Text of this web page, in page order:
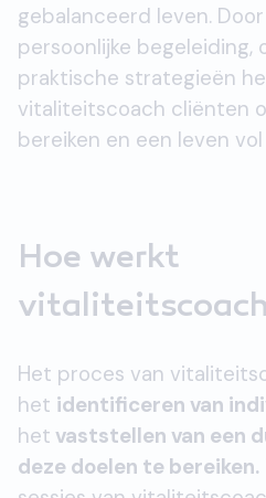
gebalanceerd leven.
persoonlijke begeleiding,
praktische strategieën
vitaliteitscoach cliënten
bereiken en een leven
Hoe werkt
Het proces van
het identificeren van
het vaststellen van een
deze doelen te bereiken.